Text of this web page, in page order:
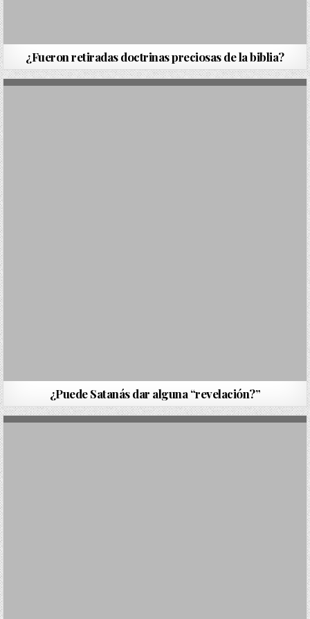
¿Fueron retiradas doctrinas preciosas de la biblia?
¿Puede Satanás dar alguna “revelación?”